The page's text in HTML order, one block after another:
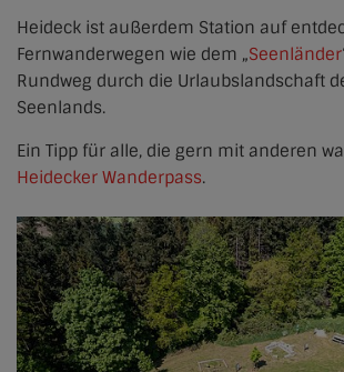
Heideck ist außerdem Station auf
Fernwanderwegen wie dem „Seenländer
Rundweg durch die Urlaubslandschaft
Seenlands.
Ein Tipp für alle, die gern mit anderen
Heidecker Wanderpass.